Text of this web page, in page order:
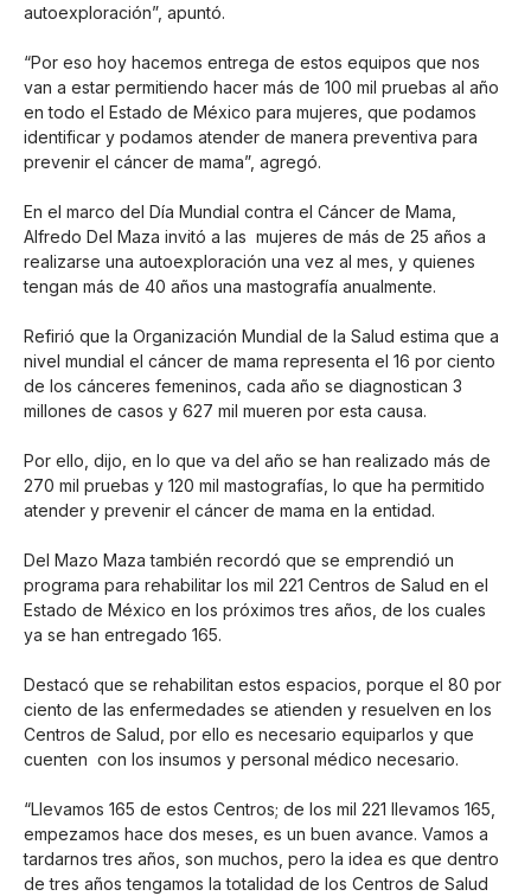
autoexploración”, apuntó.
“Por eso hoy hacemos entrega de estos equipos que nos
van a estar permitiendo hacer más de 100 mil pruebas al año
en todo el Estado de México para mujeres, que podamos
identificar y podamos atender de manera preventiva para
prevenir el cáncer de mama”, agregó.
En el marco del Día Mundial contra el Cáncer de Mama,
Alfredo Del Maza invitó a las mujeres de más de 25 años a
realizarse una autoexploración una vez al mes, y quienes
tengan más de 40 años una mastografía anualmente.
Refirió que la Organización Mundial de la Salud estima que a
nivel mundial el cáncer de mama representa el 16 por ciento
de los cánceres femeninos, cada año se diagnostican 3
millones de casos y 627 mil mueren por esta causa.
Por ello, dijo, en lo que va del año se han realizado más de
270 mil pruebas y 120 mil mastografías, lo que ha permitido
atender y prevenir el cáncer de mama en la entidad.
Del Mazo Maza también recordó que se emprendió un
programa para rehabilitar los mil 221 Centros de Salud en el
Estado de México en los próximos tres años, de los cuales
ya se han entregado 165.
Destacó que se rehabilitan estos espacios, porque el 80 por
ciento de las enfermedades se atienden y resuelven en los
Centros de Salud, por ello es necesario equiparlos y que
cuenten con los insumos y personal médico necesario.
“Llevamos 165 de estos Centros; de los mil 221 llevamos 165,
empezamos hace dos meses, es un buen avance. Vamos a
tardarnos tres años, son muchos, pero la idea es que dentro
de tres años tengamos la totalidad de los Centros de Salud